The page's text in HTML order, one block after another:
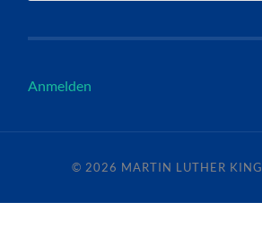
Anmelden
© 2026 MARTIN LUTHER KING